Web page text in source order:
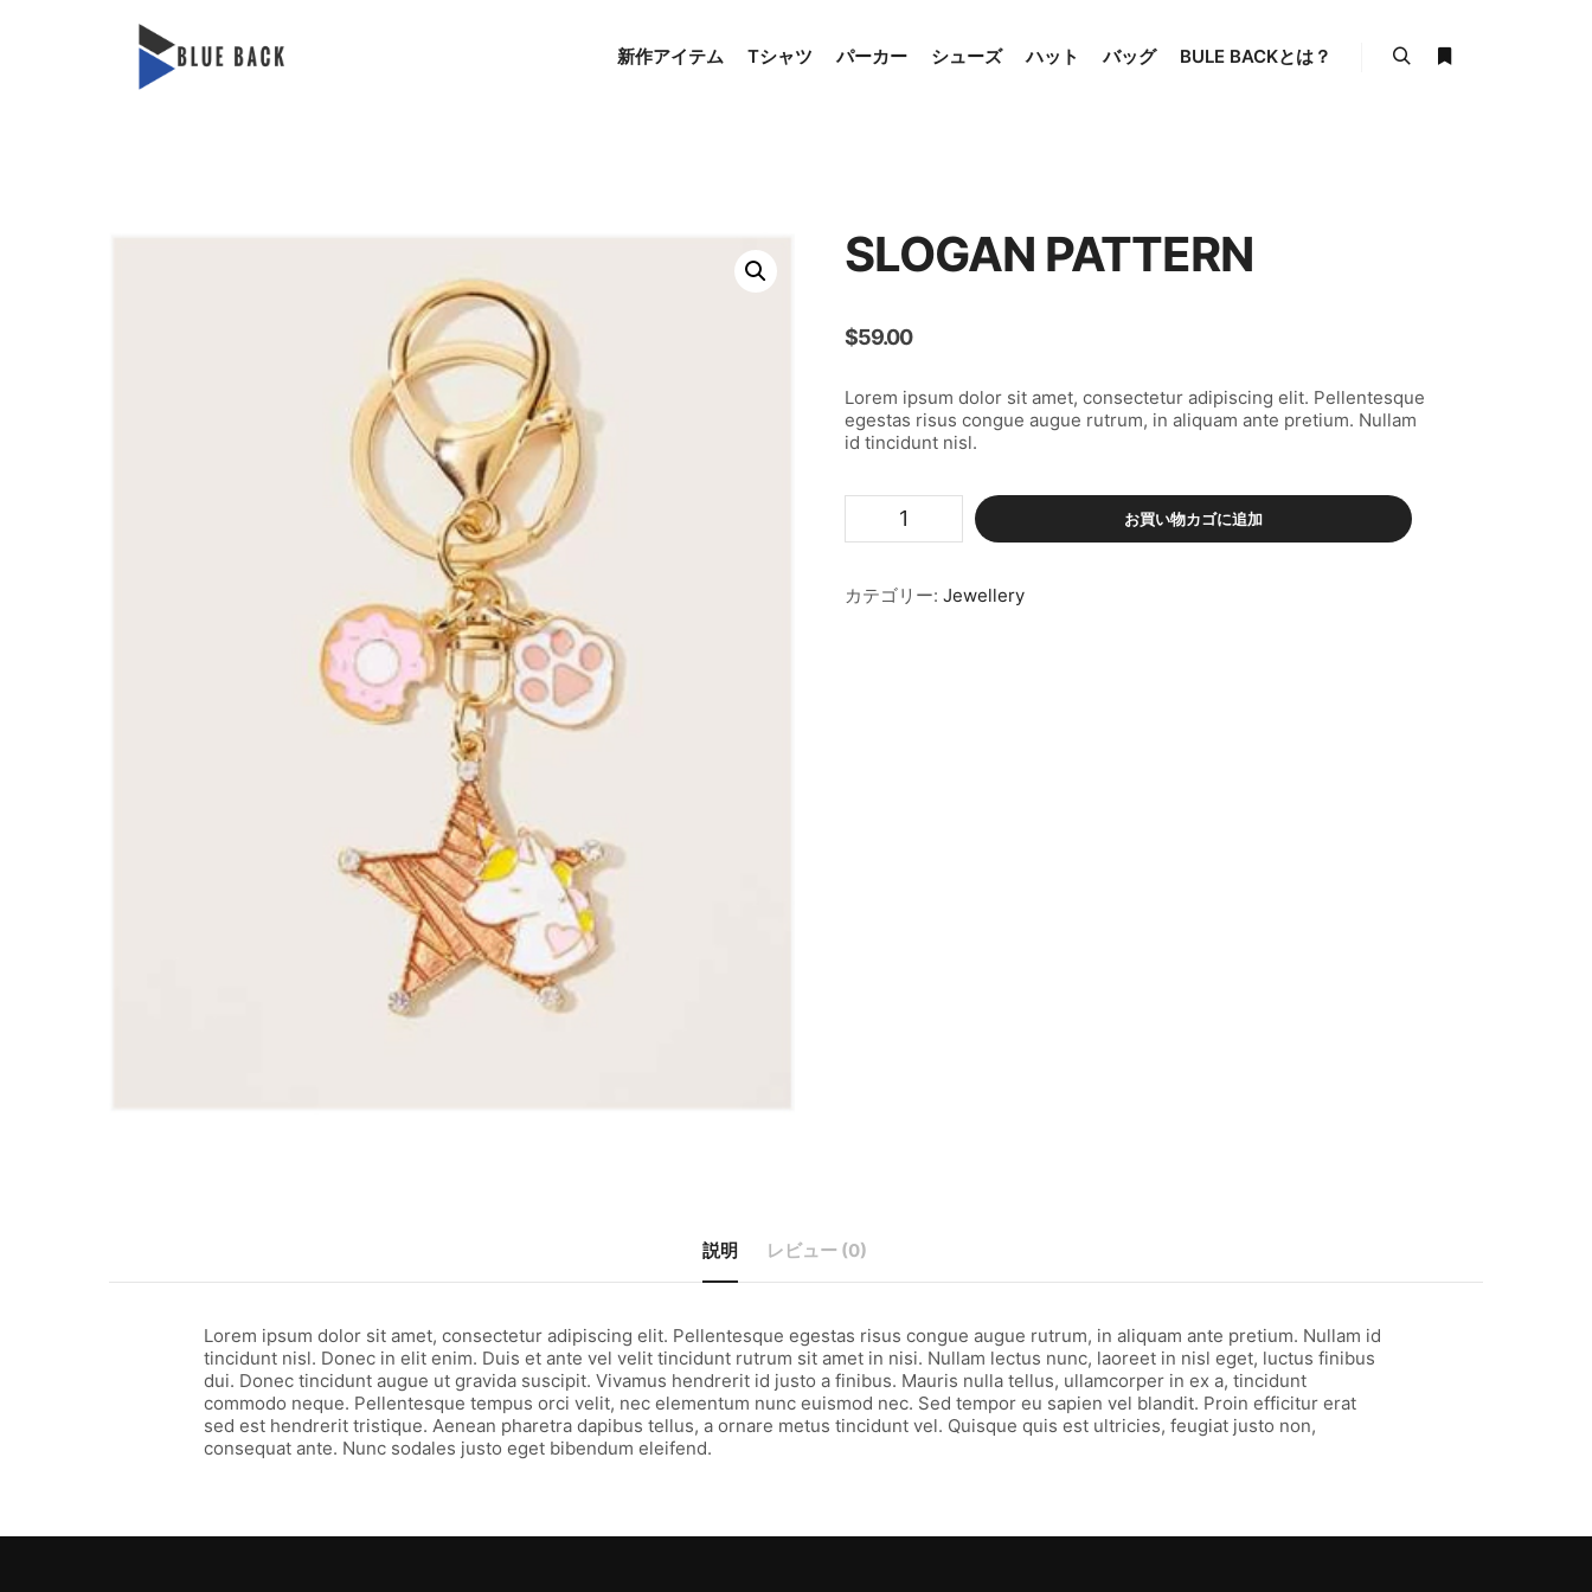
新作アイテム Tシャツ パーカー シューズ ハット バッグ BULE BACKとは？
SLOGAN PATTERN
$59.00
Lorem ipsum dolor sit amet, consectetur adipiscing elit. Pellentesque
egestas risus congue augue rutrum, in aliquam ante pretium. Nullam
id tincidunt nisl.
Pattern
個
お買い物カゴに追加
カテゴリー:Jewellery
説明 レビュー (0)
Lorem ipsum dolor sit amet, consectetur adipiscing elit. Pellentesque egestas risus congue augue rutrum, in aliquam ante pretium. Nullam id
tincidunt nisl. Donec in elit enim. Duis et ante vel velit tincidunt rutrum sit amet in nisi. Nullam lectus nunc, laoreet in nisl eget, luctus finibus
dui. Donec tincidunt augue ut gravida suscipit. Vivamus hendrerit id justo a finibus. Mauris nulla tellus, ullamcorper in ex a, tincidunt
commodo neque. Pellentesque tempus orci velit, nec elementum nunc euismod nec. Sed tempor eu sapien vel blandit. Proin efficitur erat
sed est hendrerit tristique. Aenean pharetra dapibus tellus, a ornare metus tincidunt vel. Quisque quis est ultricies, feugiat justo non,
consequat ante. Nunc sodales justo eget bibendum eleifend.